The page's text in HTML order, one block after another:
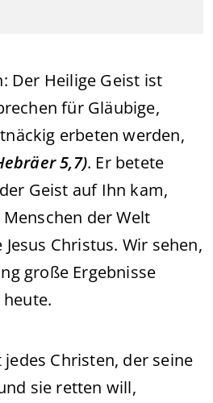
Der Heilige Geist ist
für Gläubige,
erbeten werden,
5,7). Er betete
Geist auf Ihn kam,
der Welt
Christus. Wir sehen,
große Ergebnisse
Christen, der seine
sie retten will,